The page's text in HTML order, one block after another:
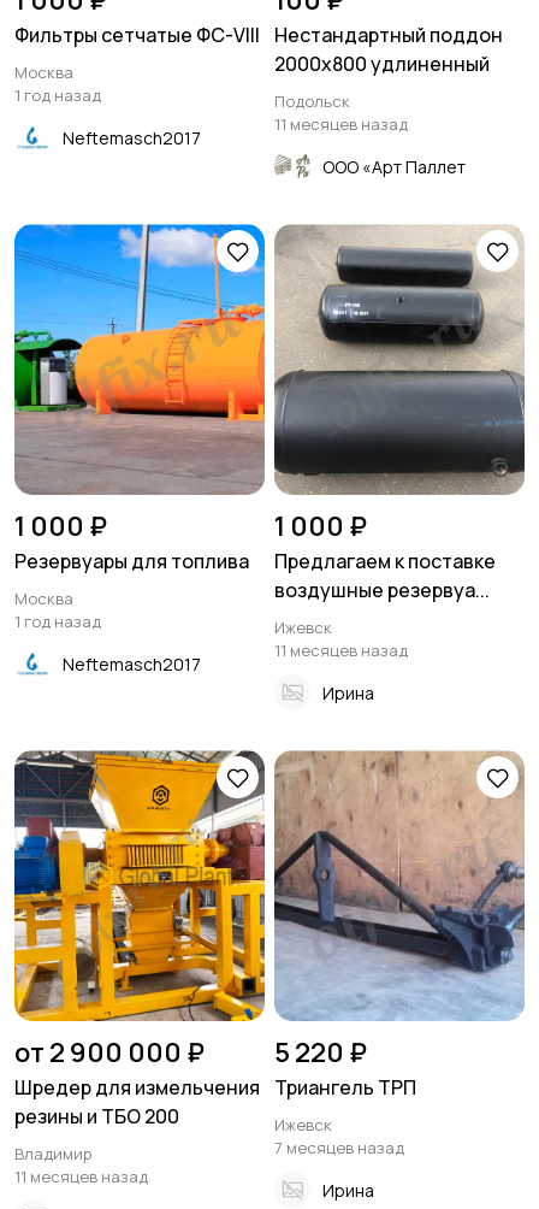
Фильтры сетчатые ФС-VIII
Москва
1 год назад
Neftemasch2017
Нестандартный поддон
2000х800 удлиненный
Подольск
11 месяцев назад
ООО «Арт Паллет
1 000 ₽
Резервуары для топлива
Москва
1 год назад
Neftemasch2017
1 000 ₽
Предлагаем к поставке
воздушные резервуа...
Ижевск
11 месяцев назад
Ирина
от 2 900 000 ₽
Шредер для измельчения
резины и ТБО 200
Владимир
11 месяцев назад
5 220 ₽
Триангель ТРП
Ижевск
7 месяцев назад
Ирина